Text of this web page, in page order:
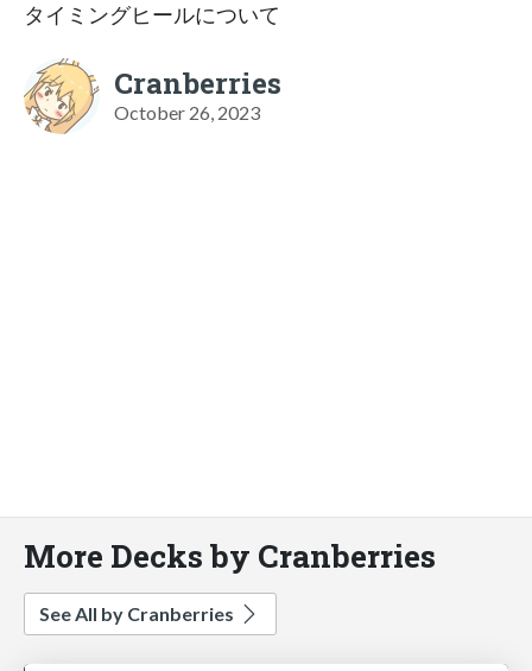
タイミングヒールについて
Cranberries
October 26, 2023
More Decks by Cranberries
See All by Cranberries